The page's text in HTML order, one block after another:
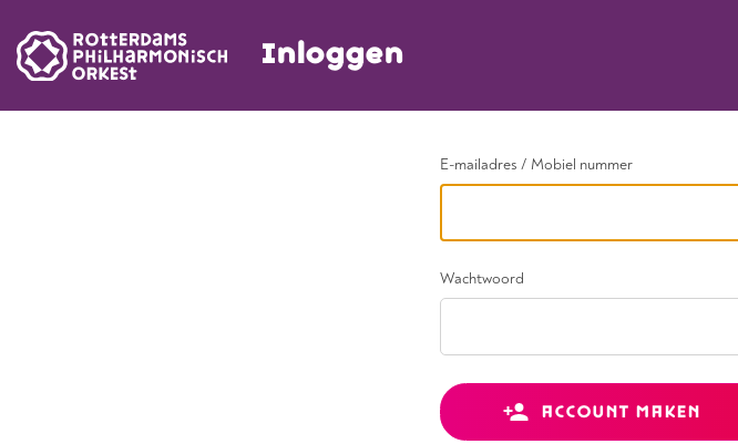
Ga terug
Inloggen
E-mailadres / Mobiel nummer
Wachtwoord
ACCOUNT MAKEN